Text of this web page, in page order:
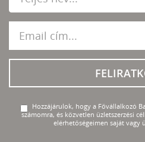
Hozzájárulok, hogy a Fővállalkozó
számomra, és közvetlen üzletszerzési
elérhetőségeimen saját vagy